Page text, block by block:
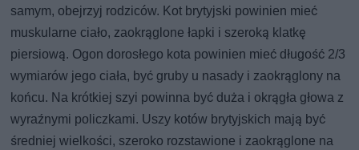
samym, obejrzyj rodziców. Kot brytyjski powinien mieć
muskularne ciało, zaokrąglone łapki i szeroką klatkę
piersiową. Ogon dorosłego kota powinien mieć długość 2/3
wymiarów jego ciała, być gruby u nasady i zaokrąglony na
końcu. Na krótkiej szyi powinna być duża i okrągła głowa z
wyraźnymi policzkami. Uszy kotów brytyjskich mają być
średniej wielkości, szeroko rozstawione i zaokrąglone na